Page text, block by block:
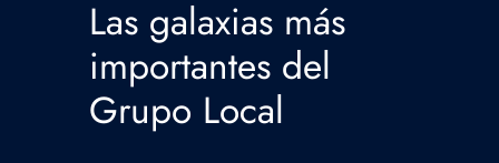
Las galaxias más
importantes del
Grupo Local